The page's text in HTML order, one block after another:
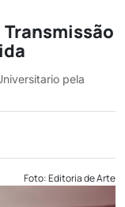
pela
Foto: Editoria de Arte